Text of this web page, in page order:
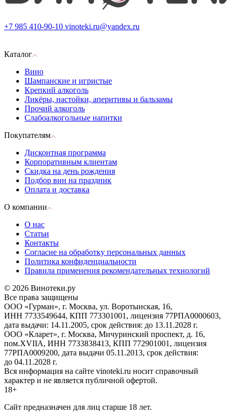
+7 985 410-90-10 vinoteki.ru@yandex.ru
Каталог
Вино
Шампанские и игристые
Крепкий алкоголь
Ликёры, настойки, аперитивы и бальзамы
Прочий алкоголь
Слабоалкогольные напитки
Покупателям
Дисконтная программа
Корпоративным клиентам
Скидка на день рождения
Подбор вин на праздник
Оплата и доставка
О компании
О нас
Статьи
Контакты
Согласие на обработку персональных данных
Политика конфиденциальности
Правила применения рекомендательных технологий
© 2026 Винотеки.ру
Все права защищены
ООО «Гурман», г. Москва, ул. Воротынская, 16,
ИНН 7733549644, КПП 773301001, лицензия 77РПА0000603,
дата выдачи: 14.11.2005, срок действия: до 13.11.2028 г.
ООО «Кларет», г. Москва, Мичуринский проспект, д. 16,
пом.XVIIA, ИНН 7733838413, КПП 772901001, лицензия
77РПА0009200, дата выдачи 05.11.2013, срок действия:
до 04.11.2028 г.
Вся информация на сайте vinoteki.ru носит справочный
характер и не является публичной офертой.
18+
Сайт предназначен для лиц старше 18 лет.